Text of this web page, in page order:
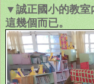
▼誠正國小的教室
這幾個而已。